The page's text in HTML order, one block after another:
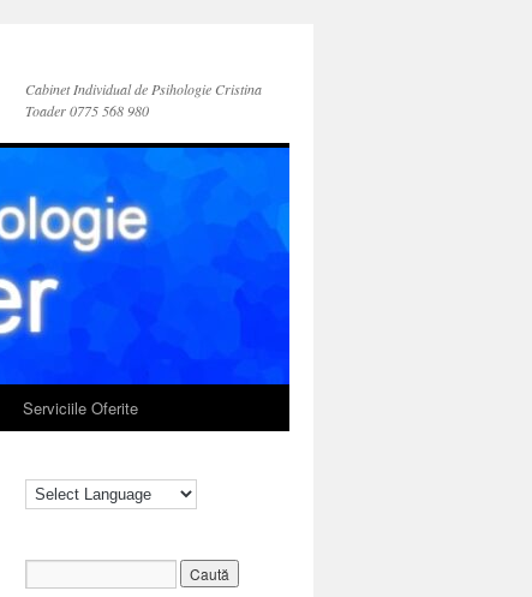
Cabinet Individual de Psihologie Cristina
Toader 0775 568 980
Serviciile Oferite